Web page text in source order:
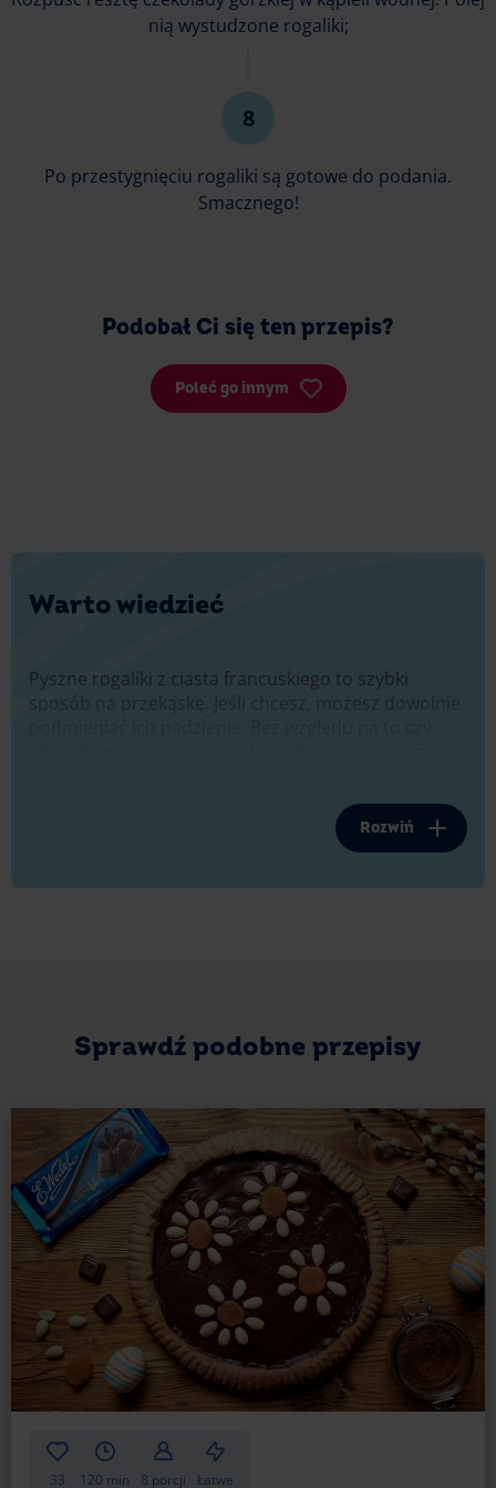
nią wystudzone rogaliki;
Po przestygnięciu rogaliki są gotowe do podania.
Smacznego!
Podobał Ci się ten przepis?
Poleć go innym
Warto wiedzieć
Pyszne rogaliki z ciasta francuskiego to szybki
sposób na przekąskę. Jeśli chcesz, możesz dowolnie
też przygotować inny rodzaj rogalików np. kruche
rogaliki z ciasta drożdżowego, tu jednak przyda się
nieco więcej czasu. Niżej znajdziesz wskazówki jak je
dobrze, prawda? Wypróbuj więc sprawdzony
przepis na rogaliki drożdżowe z pyszną czekoladą.
Składniki:
40 g świeżych drożdży
50 g cukru
500 g mąki pszennej
2 duże jajka
1 żółtko
250 ml mleka
80 g masła
szczypta soli
100 g Czekolady Mlecznej Klasycznej E.Wedel
Rozwiń
Sprawdź podobne przepisy
33 120 min 8 porcji Łatwe